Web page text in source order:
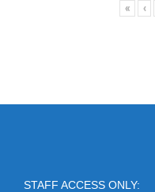
« ‹
STAFF ACCESS ONLY: